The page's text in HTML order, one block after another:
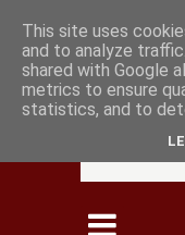
This site uses
and to analyze
shared with Google
metrics to ensure
statistics, and to